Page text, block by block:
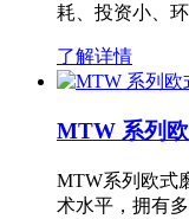
耗、投资小、
了解详情
MTW 系列
MTW系列欧式
术水平，拥有